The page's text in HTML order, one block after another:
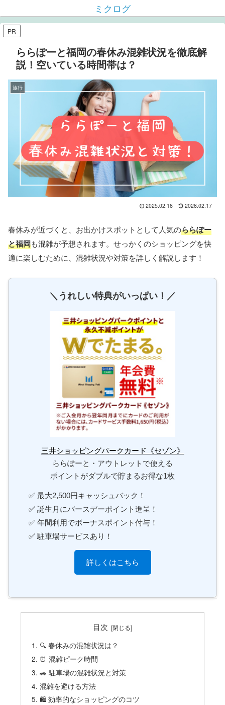
ミクログ
PR
ららぽーと福岡の春休み混雑状況を徹底解
説！空いている時間帯は？
旅行
2025.02.16 2026.02.17
春休みが近づくと、お出かけスポットとして人気のららぽー
と福岡も混雑が予想されます。せっかくのショッピングを快
適に楽しむために、混雑状況や対策を詳しく解説します！
＼うれしい特典がいっぱい！／
三井ショッピングパークカード《セゾン》
ららぽーと・アウトレットで使える
ポイントがダブルで貯まるお得な1枚
✅ 最大2,500円キャッシュバック！
✅ 誕生月にバースデーポイント進呈！
✅ 年間利用でボーナスポイント付与！
✅ 駐車場サービスあり！
詳しくはこちら
目次
🔍 春休みの混雑状況は？
⏰ 混雑ピーク時間
🚗 駐車場の混雑状況と対策
混雑を避ける方法
🛍 効率的なショッピングのコツ